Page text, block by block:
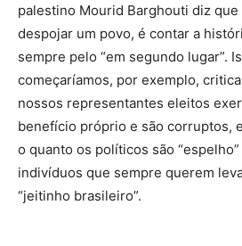
palestino Mourid Barghouti diz
despojar um povo, é contar a
sempre pelo “em segundo lugar”.
começaríamos, por exemplo,
nossos representantes eleitos
benefício próprio e são corruptos,
o quanto os políticos são
indivíduos que sempre querem
“jeitinho brasileiro”.